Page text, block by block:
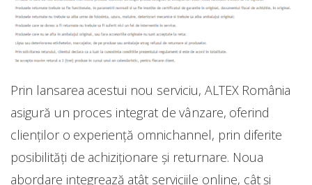
Prin lansarea acestui nou serviciu, ALTEX România
asigură un proces integrat de vânzare, oferind
clienţilor o experienţă omnichannel, prin diferite
posibilităţi de achiziţionare şi returnare. Noua
abordare integrează atât serviciile online, cât şi